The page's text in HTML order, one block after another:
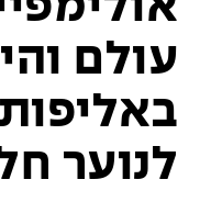
עולם
לנוער